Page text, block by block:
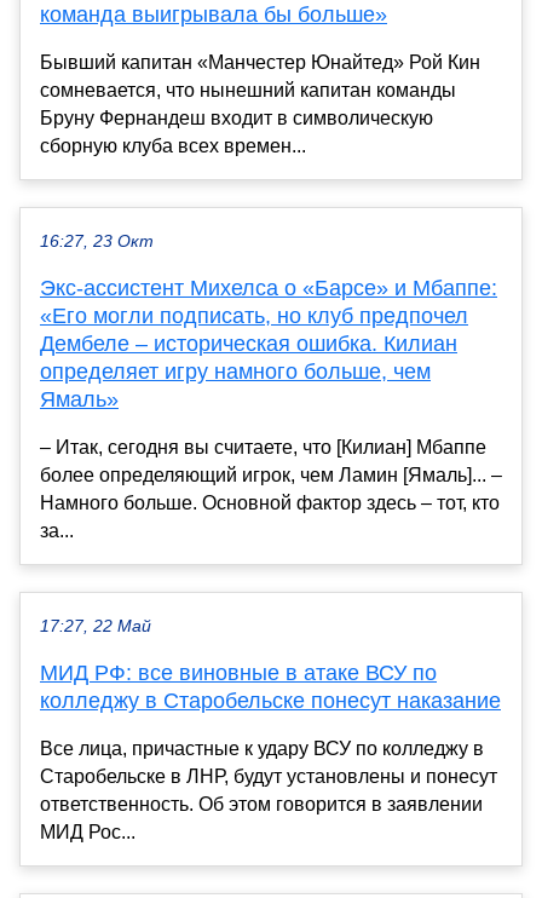
команда выигрывала бы больше»
Бывший капитан «Манчестер Юнайтед» Рой Кин
сомневается, что нынешний капитан команды
Бруну Фернандеш входит в символическую
сборную клуба всех времен...
16:27, 23 Окт
Экс-ассистент Михелса о «Барсе» и Мбаппе:
«Его могли подписать, но клуб предпочел
Дембеле – историческая ошибка. Килиан
определяет игру намного больше, чем
Ямаль»
– Итак, сегодня вы считаете, что [Килиан] Мбаппе
более определяющий игрок, чем Ламин [Ямаль]... –
Намного больше. Основной фактор здесь – тот, кто
за...
17:27, 22 Май
МИД РФ: все виновные в атаке ВСУ по
колледжу в Старобельске понесут наказание
Все лица, причастные к удару ВСУ по колледжу в
Старобельске в ЛНР, будут установлены и понесут
ответственность. Об этом говорится в заявлении
МИД Рос...